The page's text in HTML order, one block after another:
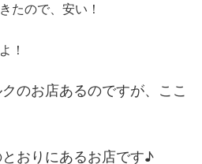
たので、安い！
！
のお店あるのですが、ここ
おりにあるお店です♪